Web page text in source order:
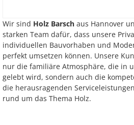
Wir sind Holz Barsch aus Hannover
starken Team dafür, dass unsere
individuellen Bauvorhaben und
perfekt umsetzen können. Unsere
nur die familiäre Atmosphäre, die in
gelebt wird, sondern auch die
die herausragenden
rund um das Thema Holz.